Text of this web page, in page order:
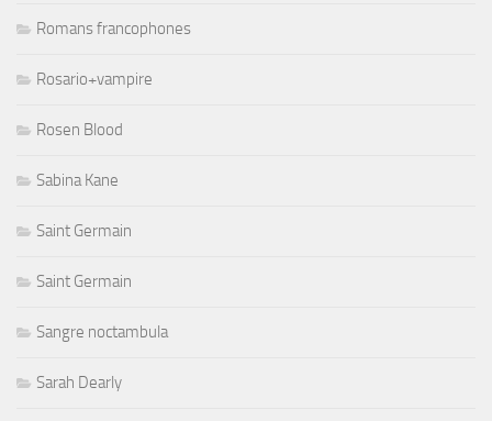
Romans francophones
Rosario+vampire
Rosen Blood
Sabina Kane
Saint Germain
Saint Germain
Sangre noctambula
Sarah Dearly